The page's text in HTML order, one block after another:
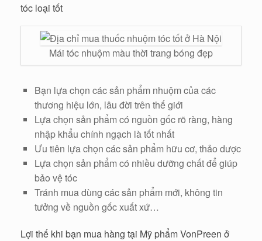
tóc loại tốt
Mái tóc nhuộm màu thời trang bóng đẹp
Bạn lựa chọn các sản phẩm nhuộm của các
thương hiệu lớn, lâu đời trên thế giới
Lựa chọn sản phẩm có nguồn gốc rõ ràng, hàng
nhập khẩu chính ngạch là tốt nhất
Ưu tiên lựa chọn các sản phẩm hữu cơ, thảo dược
Lựa chọn sản phẩm có nhiều dưỡng chất để giúp
bảo vệ tóc
Tránh mua dùng các sản phẩm mới, không tin
tưởng về nguồn gốc xuất xứ…
Lợi thế khi bạn mua hàng tại Mỹ phẩm VonPreen ở